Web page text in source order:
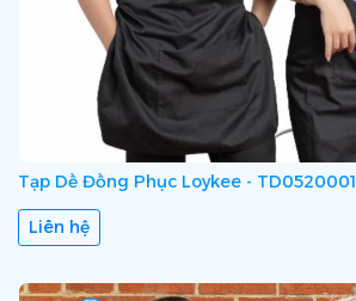
Tạp Dề Đồng Phục Loykee - TD0520001
Liên hệ